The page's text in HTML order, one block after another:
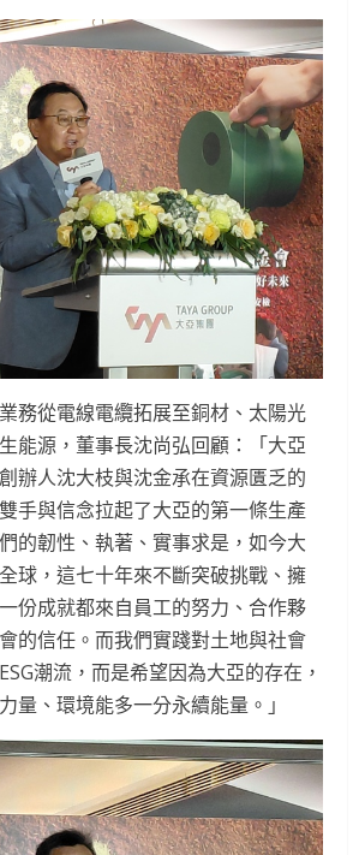
務從電線電纜拓展至銅材、太陽光
能源，董事長沈尚弘回顧：「大亞
辦人沈大枝與沈金承在資源匱乏的
手與信念拉起了大亞的第一條生產
的韌性、執著、實事求是，如今大
球，這七十年來不斷突破挑戰、擁
份成就都來自員工的努力、合作夥
的信任。而我們實踐對土地與社會
潮流，而是希望因為大亞的存在，
量、環境能多一分永續能量。」